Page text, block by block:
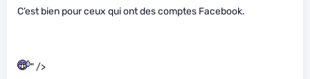
C’est bien pour ceux qui ont des comptes Facebook.
" />